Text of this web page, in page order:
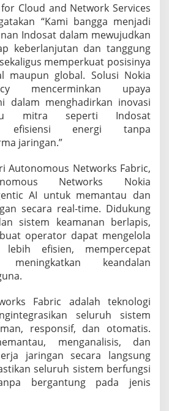
Cloud and Network Services
“Kami bangga menjadi
Indosat dalam mewujudkan
keberlanjutan dan tanggung
memperkuat posisinya
maupun global. Solusi Nokia
mencerminkan upaya
dalam menghadirkan inovasi
mitra seperti Indosat
efisiensi energi tanpa
jaringan.”
Autonomous Networks Fabric,
Networks Nokia
AI untuk memantau dan
secara real-time. Didukung
sistem keamanan berlapis,
operator dapat mengelola
lebih efisien, mempercepat
keandalan
Fabric adalah teknologi
seluruh sistem
responsif, dan otomatis.
menganalisis, dan
jaringan secara langsung
seluruh sistem berfungsi
bergantung pada jenis